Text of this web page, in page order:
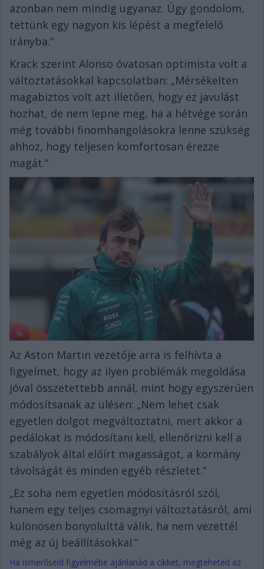
azonban nem mindig ugyanaz. Úgy gondolom,
tettünk egy nagyon kis lépést a megfelelő
irányba.”
Krack szerint Alonso óvatosan optimista volt a
változtatásokkal kapcsolatban: „Mérsékelten
magabiztos volt azt illetően, hogy ez javulást
hozhat, de nem lepne meg, ha a hétvége során
még további finomhangolásokra lenne szükség
ahhoz, hogy teljesen komfortosan érezze
magát.”
Az Aston Martin vezetője arra is felhívta a
figyelmet, hogy az ilyen problémák megoldása
jóval összetettebb annál, mint hogy egyszerűen
módosítsanak az ülésen: „Nem lehet csak
egyetlen dolgot megváltoztatni, mert akkor a
pedálokat is módosítani kell, ellenőrizni kell a
szabályok által előírt magasságot, a kormány
távolságát és minden egyéb részletet.”
„Ez soha nem egyetlen módosításról szól,
hanem egy teljes csomagnyi változtatásról, ami
különösen bonyolulttá válik, ha nem vezettél
még az új beállításokkal.”
Ha ismerőseid figyelmébe ajánlanád a cikket, megteheted az